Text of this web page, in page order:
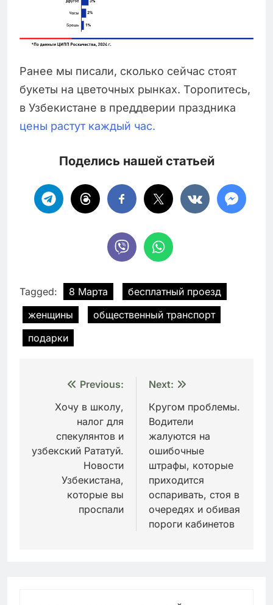
Ранее мы писали, сколько сейчас стоят
букеты на цветочных рынках. Торопитесь,
в Узбекистане в преддверии праздника
цены растут каждый час.
Поделись нашей статьей
Tagged: 8 Марта
бесплатный проезд
женщины
общественный транспорт
подарки
Навигация
записям
Previous:
Хочу в школу,
налог для
спекулянтов и
узбекский Рататуй.
Новости
Узбекистана,
которые вы
проспали
Next:
Кругом проблемы.
Водители
жалуются на
ошибочные
штрафы, которые
приходится
оспаривать, стоя в
очередях и обивая
пороги кабинетов